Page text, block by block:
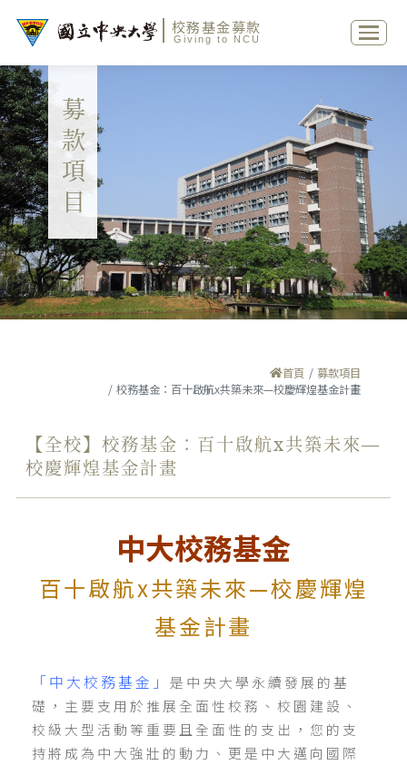
校務基金募款
Giving to NCU
募款項目
首頁
募款項目
校務基金：百十啟航x共築未來—校慶輝煌基金計畫
【全校】校務基金：百十啟航x共築未來—
校慶輝煌基金計畫
中大校務基金
百十啟航x共築未來—校慶輝煌
基金計畫
「中大校務基金」是中央大學永續發展的基
礎，主要支用於推展全面性校務、校園建設、
校級大型活動等重要且全面性的支出，您的支
持將成為中大強壯的動力、更是中大邁向國際